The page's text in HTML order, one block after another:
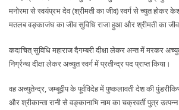
मनोरमा से स्वयंप्रभ देव (श्रीमती का जीव) स्वर्ग से च्युत होकर
मतलब वङ्काजंघ का जीव सुविधि राजा हुआ और श्रीमती का
कदाचित् सुविधि महाराज दैगम्बरी दीक्षा लेकर अन्त में मरकर
निर्ग्रन्थ दीक्षा लेकर अच्युत स्वर्ग में प्रतीन्द्र पद प्राप्त किया।
वह अच्युतेन्द्र, जम्बूद्वीप के पूर्वविदेह में पुष्कलावती देश की
और श्रीकान्ता रानी से वङ्कानाभि नाम का चक्रवर्ती पुत्र